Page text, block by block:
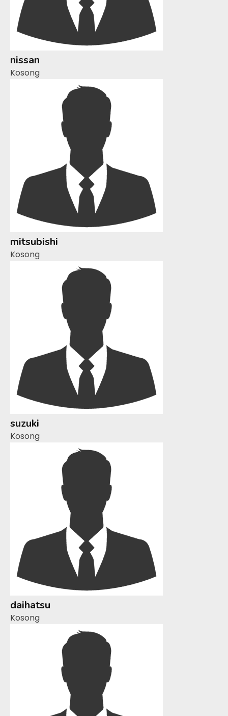
nissan
Kosong
mitsubishi
Kosong
suzuki
Kosong
daihatsu
Kosong